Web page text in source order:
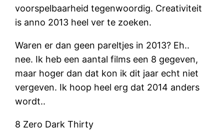
voorspelbaarheid tegenwoordig. Creativiteit
is anno 2013 heel ver te zoeken.
Waren er dan geen pareltjes in 2013? Eh..
nee. Ik heb een aantal films een 8 gegeven,
maar hoger dan dat kon ik dit jaar echt niet
vergeven. Ik hoop heel erg dat 2014 anders
wordt..
8 Zero Dark Thirty